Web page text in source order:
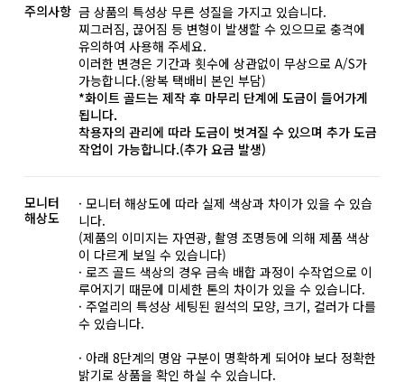
주의사항 금 상품의 특성상 무른 성질을 가지고 있습니다.
찌그러짐, 끊어짐 등 변형이 발생할 수 있으므로 충격에
유의하여 사용해 주세요.
이러한 변경은 기간과 횟수에 상관없이 무상으로 A/S가
가능합니다.(왕복 택배비 본인 부담)
*화이트 골드는 제작 후 마무리 단계에 도금이 들어가게
됩니다.
착용자의 관리에 따라 도금이 벗겨질 수 있으며 추가 도금
작업이 가능합니다.(추가 요금 발생)
모니터
해상도
· 모니터 해상도에 따라 실제 색상과 차이가 있을 수 있습
니다.
(제품의 이미지는 자연광, 촬영 조명등에 의해 제품 색상
이 다르게 보일 수 있습니다)
· 로즈 골드 색상의 경우 금속 배합 과정이 수작업으로 이
루어지기 때문에 미세한 톤의 차이가 있을 수 있습니다.
· 주얼리의 특성상 세팅된 원석의 모양, 크기, 컬러가 다를
수 있습니다.
· 아래 8단계의 명암 구분이 명확하게 되어야 보다 정확한
밝기로 상품을 확인 하실 수 있습니다.